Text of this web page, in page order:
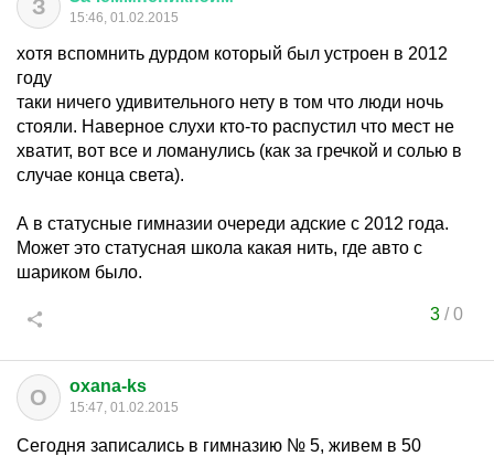
З 15:46, 01.02.2015
хотя вспомнить дурдом который был устроен в 2012
году
таки ничего удивительного нету в том что люди ночь
стояли. Наверное слухи кто-то распустил что мест не
хватит, вот все и ломанулись (как за гречкой и солью в
случае конца света).
А в статусные гимназии очереди адские с 2012 года.
Может это статусная школа какая нить, где авто с
шариком было.
3/0
O oxana-ks
15:47, 01.02.2015
Сегодня записались в гимназию № 5, живем в 50